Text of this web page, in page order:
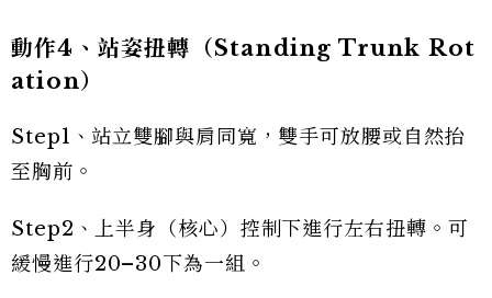
動作4 、站姿扭轉（Standing Trunk Rot
ation）
Step1、站立雙腳與肩同寬，雙手可放腰或自然抬
至胸前。
Step2、上半身（核心）控制下進行左右扭轉。可
緩慢進行20–30下為一組。